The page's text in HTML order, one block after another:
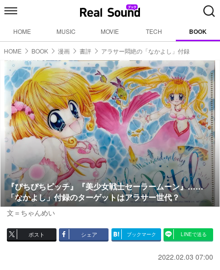
HOME MUSIC MOVIE TECH BOOK
HOME BOOK 漫画 書評 アラサー悶絶の「なかよし」付録
『ぴちぴちピッチ』『美少女戦士セーラームーン』……
「なかよし」付録のターゲットはアラサー世代？
文＝ちゃんめい
ポスト シェア ブックマーク LINEで送る
2022.02.03 07:00